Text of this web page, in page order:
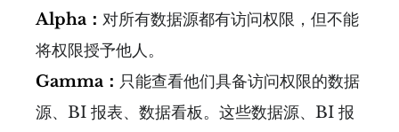
Alpha： 对所有数据源都有访问权限，但不能
将权限授予他人。
Gamma： 只能查看他们具备访问权限的数据
源、BI 报表、数据看板。这些数据源、BI 报